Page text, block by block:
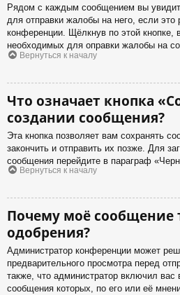
Рядом с каждым сообщением вы
для отправки жалобы на него, если это
конференции. Щёлкнув по этой кнопке,
необходимых для оправки жалобы на
Вернуться к началу
Что означает кнопка
создании сообщения?
Эта кнопка позволяет вам сохранять
закончить и отправить их позже. Для
сообщения перейдите в параграф
Вернуться к началу
Почему моё сообщение
одобрения?
Администратор конференции может
предварительного просмотра перед
также, что администратор включил вас
сообщения которых, по его или её